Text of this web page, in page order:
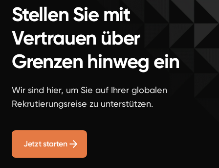
Stellen Sie mit
Vertrauen über
Grenzen hinweg ein
Wir sind hier, um Sie auf Ihrer globalen
Rekrutierungsreise zu unterstützen.
Jetzt starten